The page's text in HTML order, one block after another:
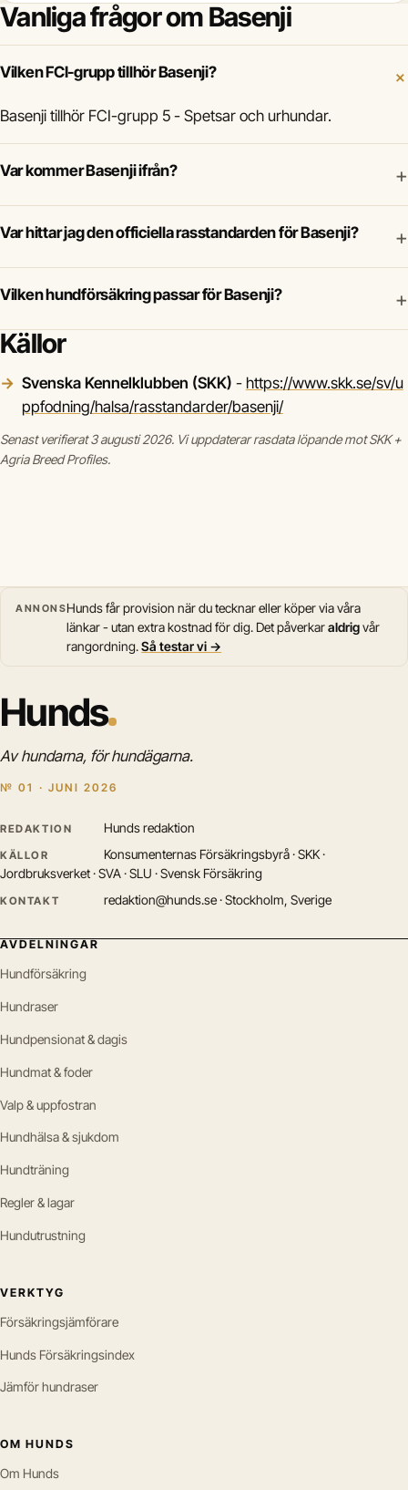
Vanliga frågor om Basenji
Vilken FCI-grupp tillhör Basenji?
Basenji tillhör FCI-grupp 5 - Spetsar och urhundar.
Var kommer Basenji ifrån? +
Var hittar jag den officiella rasstandarden för Basenji? +
Vilken hundförsäkring passar för Basenji? +
Källor
Svenska Kennelklubben (SKK) - https://www.skk.se/sv/u
ppfodning/halsa/rasstandarder/basenji/
Senast verifierat 3 augusti 2026. Vi uppdaterar rasdata löpande mot SKK +
Agria Breed Profiles.
ANNONSHunds får provision när du tecknar eller köper via våra
länkar - utan extra kostnad för dig. Det påverkaraldrigvår
rangordning.Så testar vi →
Hunds
Av hundarna, för hundägarna.
№ 01 · JUNI 2026
REDAKTION Hunds redaktion
KÄLLOR
Konsumenternas Försäkringsbyrå · SKK ·
Jordbruksverket · SVA · SLU · Svensk Försäkring
KONTAKT redaktion@hunds.se · Stockholm, Sverige
AVDELNINGAR
Hundförsäkring
Hundraser
Hundpensionat & dagis
Hundmat & foder
Valp & uppfostran
Hundhälsa & sjukdom
Hundträning
Regler & lagar
Hundutrustning
VERKTYG
Försäkringsjämförare
Hunds Försäkringsindex
Jämför hundraser
OM HUNDS
Om Hunds